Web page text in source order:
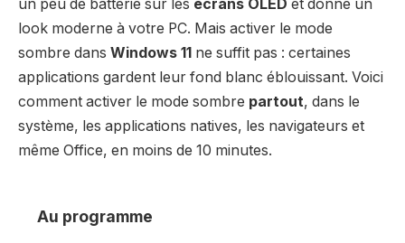
un peu de batterie sur les écrans OLED et donne un
look moderne à votre PC. Mais activer le mode
sombre dans Windows 11 ne suffit pas : certaines
applications gardent leur fond blanc éblouissant. Voici
comment activer le mode sombre partout, dans le
système, les applications natives, les navigateurs et
même Office, en moins de 10 minutes.
Au programme